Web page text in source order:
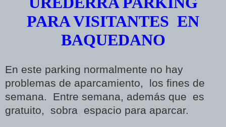
PARA VISITANTES EN
BAQUEDANO
En este parking normalmente no hay
problemas de aparcamiento, los fines de
semana. Entre semana, además que es
gratuito, sobra espacio para aparcar.